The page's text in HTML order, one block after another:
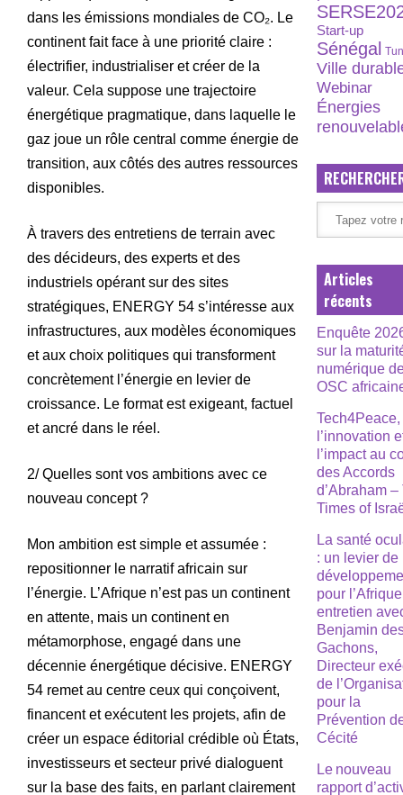
dans les émissions mondiales de CO₂. Le
continent fait face à une priorité claire :
électrifier, industrialiser et créer de la
valeur. Cela suppose une trajectoire
énergétique pragmatique, dans laquelle le
gaz joue un rôle central comme énergie de
transition, aux côtés des autres ressources
disponibles.
À travers des entretiens de terrain avec
des décideurs, des experts et des
industriels opérant sur des sites
stratégiques, ENERGY 54 s’intéresse aux
infrastructures, aux modèles économiques
et aux choix politiques qui transforment
concrètement l’énergie en levier de
croissance. Le format est exigeant, factuel
et ancré dans le réel.
2/ Quelles sont vos ambitions avec ce
nouveau concept ?
Mon ambition est simple et assumée :
repositionner le narratif africain sur
l’énergie. L’Afrique n’est pas un continent
en attente, mais un continent en
métamorphose, engagé dans une
décennie énergétique décisive. ENERGY
54 remet au centre ceux qui conçoivent,
financent et exécutent les projets, afin de
créer un espace éditorial crédible où États,
investisseurs et secteur privé dialoguent
sur la base des faits, en parlant clairement
Start-up
Sénégal
Ville
Webinar
Énergies
Articles
récents
Enquête
sur la
numérique
OSC
Tech4Peace,
l’innovation
l’impact au
des Accords
d’Abraham –
Times of
La santé
: un levier de
pour
entretien
Benjamin
Gachons,
Directeur
de
pour la
Prévention
Cécité
Le nouveau
rapport